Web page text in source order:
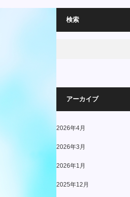
検索
アーカイブ
2026年4月
2026年3月
2026年1月
2025年12月